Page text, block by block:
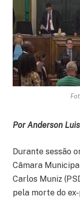
Por Anderson Luis
Durante sessão
Câmara
Carlos Muniz
pela morte do